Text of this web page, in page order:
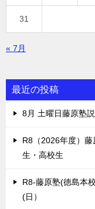
31
« 7月
最近の投稿
8月 土曜日藤原塾
R8（2026年度）
生・高校生
R8-藤原塾(徳島本
(日）